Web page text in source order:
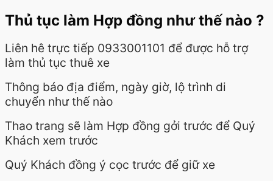
Thủ tục làm Hợp đồng như thế nào ?
Liên hê trực tiếp 0933001101 để được hỗ trợ
làm thủ tục thuê xe
Thông báo địa điểm, ngày giờ, lộ trình di
chuyển như thế nào
Thao trang sẽ làm Hợp đồng gởi trước để Quý
Khách xem trước
Quý Khách đồng ý cọc trước để giữ xe